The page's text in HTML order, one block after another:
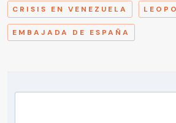
CRISIS EN VENEZUELA
EMBAJADA DE ESPAÑA